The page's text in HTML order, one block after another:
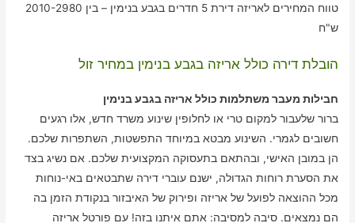
טווח המחירים לאריזה דירת 5 חדרים בגבע בנימין – בין 2010-2980
ש"ח
הובלת דירה כולל אריזה בגבע בנימין במחיר זול
חבילות מעבר משתלמות כולל אריזה בגבע בנימין
ברור שלעבור למקום טרי או לחלופין שינוע משרד חדש, אלו רגעים
חשובים לגמרי. השינוע מבטא במיוחד התפשטות, השתפרות שלכם.
הן במובן האישי, ובהתאם בתעסוקה המקצועית שלכם. אם נשיג בצד
את הסערת רוחות הגדולה, ישנם עוברי דירה שתבטאים באי-נוחות
מכל ההוצאה לפועל של אריזה ופירוק של האיבזור בנקודת הזמן בה
הם נמצאים. סיבה למסיבה: אתם איתנו בזה! עם פורטל אריזה